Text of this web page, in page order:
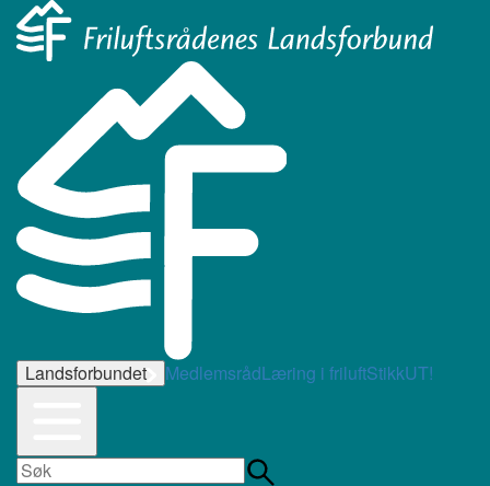
Landsforbundet MedlemsrådLæring i friluftStikkUT!